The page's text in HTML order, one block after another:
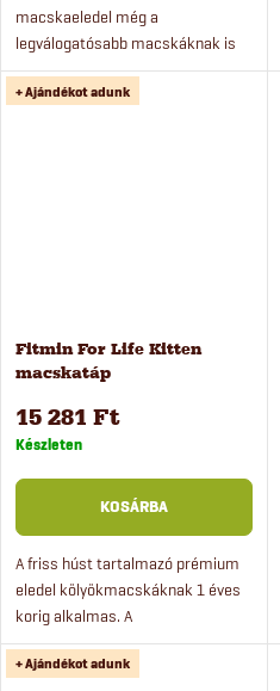
macskaeledel még a
legválogatósabb macskáknak is
örömet okoz. Az eledel friss húst
és fogápoló komplexet tartalmaz.
+ Ajándékot adunk
Fitmin For Life Kitten
macskatáp
15 281 Ft
Készleten
KOSÁRBA
A friss húst tartalmazó prémium
eledel kölyökmacskáknak 1 éves
korig alkalmas. A
kölyökmacskáknak szánt eledel
vemhes és szoptatós macskák
+ Ajándékot adunk